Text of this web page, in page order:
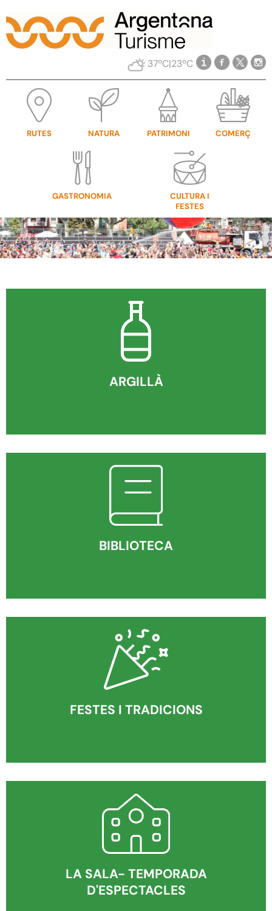
37ºC|23ºC
RUTES NATURA PATRIMONI COMERÇ
GASTRONOMIA
CULTURA I
FESTES
ARGILLÀ
BIBLIOTECA
FESTES I TRADICIONS
LA SALA- TEMPORADA
D'ESPECTACLES